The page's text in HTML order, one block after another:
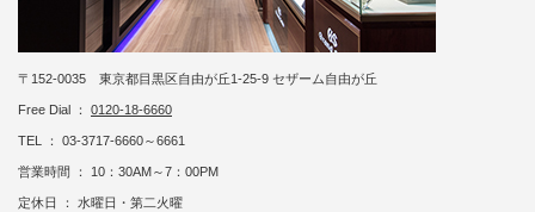
〒152-0035 東京都目黒区自由が丘1-25-9 セザーム自由が丘
Free Dial ： 0120-18-6660
TEL ： 03-3717-6660～6661
営業時間 ： 10：30AM～7：00PM
定休日 ： 水曜日・第二火曜